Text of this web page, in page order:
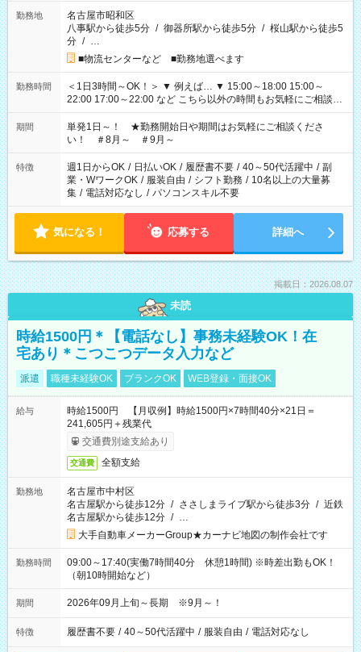
勤務地
名古屋市昭和区
八事駅から徒歩5分 / 御器所駅から徒歩5分 / 桜山駅から徒歩5
分 / …
■物流センターなど ■勤務地選べます
勤務時間
＜1日3時間～OK！＞ ▼ 例えば… ▼ 15:00～18:00 15:00～
22:00 17:00～22:00 など こちら以外の時間もお気軽にご相談く
ださい！
期間
単発1日～！ ★勤務開始日や期間はお気軽にご相談くださ
い！ ＃8月～ ＃9月～
特徴 週1日からOK / 日払いOK / 履歴書不要 / 40～50代活躍中 / 副
業・WワークOK / 服装自由 / シフト勤務 / 10名以上の大量募
集 / 電話対応なし / パソコンスキル不要
気になる！ 応募する 詳細へ
掲載日：2026.08.07
未読
時給1500円＊【電話なし】事務未経験OK！在
宅あり＊こつこつデータ入力など
派遣 職種未経験OK ブランクOK WEB登録・面接OK
給与
時給1500円 【月収例】時給1500円×7時間40分×21日＝
241,605円＋残業代
交通費別途支給あり
交通費 全額支給
勤務地
名古屋市中村区
名古屋駅から徒歩12分 / ささしまライブ駅から徒歩3分 / 近鉄
名古屋駅から徒歩12分 / …
大手自動車メーカーGroup★カーナビ地図の制作会社です
勤務時間
09:00～17:40(実働7時間40分 休憩1時間) ※時差出勤もOK！
（朝10時開始など）
期間 2026年09月上旬～長期 ※9月～！
特徴 履歴書不要 / 40～50代活躍中 / 服装自由 / 電話対応なし